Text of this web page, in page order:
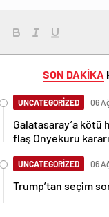
SON DAKİKA
UNCATEGORİZED 06
Galatasaray’a kötü
flaş Onyekuru
UNCATEGORİZED 06
Trump’tan seçim